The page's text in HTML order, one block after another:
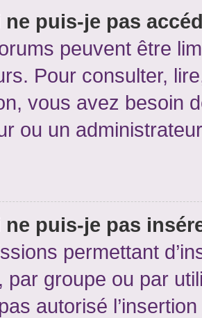
puis-je pas
peuvent être
Pour consulter,
vous avez besoin
ou un
puis-je pas
permettant
par groupe ou par
autorisé